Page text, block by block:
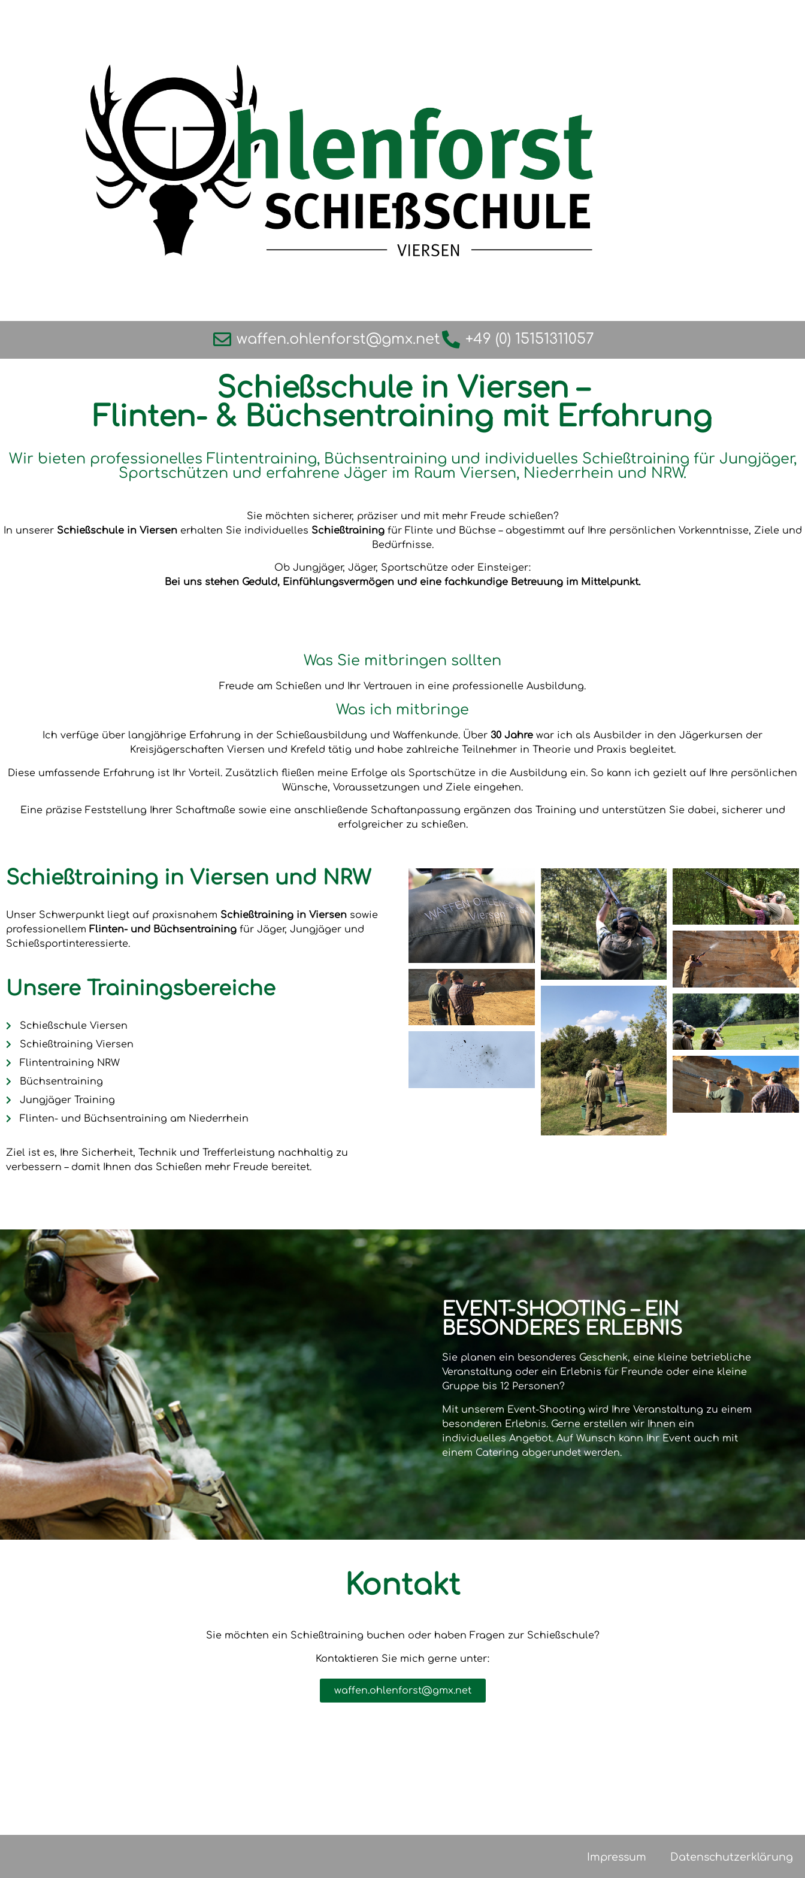
waffen.ohlenforst@gmx.net +49 (0) 15151311057
Schießschule in Viersen –
Flinten- & Büchsentraining mit Erfahrung
Wir bieten professionelles Flintentraining, Büchsentraining und individuelles Schießtraining für Jungjäger,
Sportschützen und erfahrene Jäger im Raum Viersen, Niederrhein und NRW.
Sie möchten sicherer, präziser und mit mehr Freude schießen?
In unserer Schießschule in Viersenerhalten Sie individuelles Schießtrainingfür Flinte und Büchse – abgestimmt auf Ihre persönlichen Vorkenntnisse, Ziele und
Bedürfnisse.
Ob Jungjäger, Jäger, Sportschütze oder Einsteiger:
Bei uns stehen Geduld, Einfühlungsvermögen und eine fachkundige Betreuung im Mittelpunkt.
Was Sie mitbringen sollten
Freude am Schießen und Ihr Vertrauen in eine professionelle Ausbildung.
Was ich mitbringe
Ich verfüge über langjährige Erfahrung in der Schießausbildung und Waffenkunde. Über 30 Jahre war ich als Ausbilder in den Jägerkursen der
Kreisjägerschaften Viersen und Krefeld tätig und habe zahlreiche Teilnehmer in Theorie und Praxis begleitet.
Diese umfassende Erfahrung ist Ihr Vorteil. Zusätzlich fließen meine Erfolge als Sportschütze in die Ausbildung ein. So kann ich gezielt auf Ihre persönlichen
Wünsche, Voraussetzungen und Ziele eingehen.
Eine präzise Feststellung Ihrer Schaftmaße sowie eine anschließende Schaftanpassung ergänzen das Training und unterstützen Sie dabei, sicherer und
erfolgreicher zu schießen.
Schießtraining in Viersen und NRW
Unser Schwerpunkt liegt auf praxisnahem Schießtraining in Viersen sowie
professionellem Flinten- und Büchsentraining für Jäger, Jungjäger und
Schießsportinteressierte.
Unsere Trainingsbereiche
Schießschule Viersen
Schießtraining Viersen
Flintentraining NRW
Büchsentraining
Jungjäger Training
Flinten- und Büchsentraining am Niederrhein
Ziel ist es, Ihre Sicherheit, Technik und Trefferleistung nachhaltig zu
verbessern – damit Ihnen das Schießen mehr Freude bereitet.
EVENT-SHOOTING – EIN
BESONDERES ERLEBNIS
Sie planen ein besonderes Geschenk, eine kleine betriebliche
Veranstaltung oder ein Erlebnis für Freunde oder eine kleine
Gruppe bis 12 Personen?
Mit unserem Event-Shooting wird Ihre Veranstaltung zu einem
besonderen Erlebnis. Gerne erstellen wir Ihnen ein
individuelles Angebot. Auf Wunsch kann Ihr Event auch mit
einem Catering abgerundet werden.
Kontakt
Sie möchten ein Schießtraining buchen oder haben Fragen zur Schießschule?
Kontaktieren Sie mich gerne unter:
waffen.ohlenforst@gmx.net
Impressum Datenschutzerklärung